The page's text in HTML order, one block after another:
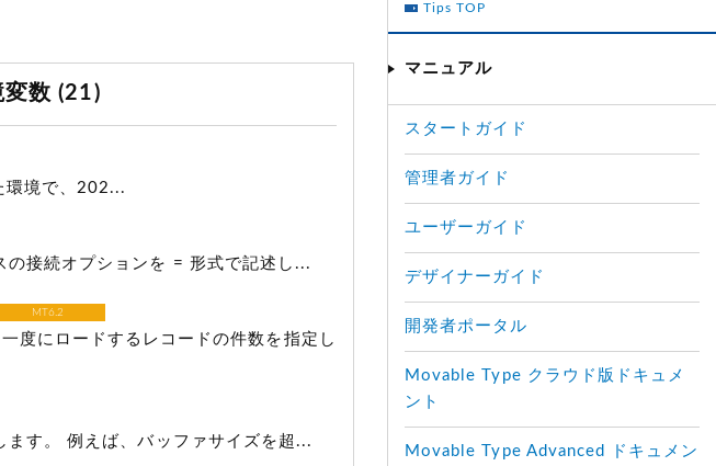
数 (21)
環境で、202...
の接続オプションを = 形式で記述し...
MT6.2
度にロードするレコードの件数を指定し
す。 例えば、バッファサイズを超...
Tips TOP
マニュアル
スタートガイド
管理者ガイド
ユーザーガイド
デザイナーガイド
開発者ポータル
Movable Type クラウド版ドキュメ
ント
Movable Type Advanced ドキュメン